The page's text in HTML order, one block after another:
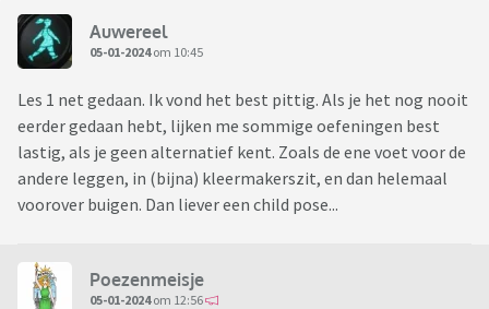
Auwereel
05-01-2024om 10:45
Les 1 net gedaan. Ik vond het best pittig. Als je het nog nooit
eerder gedaan hebt, lijken me sommige oefeningen best
lastig, als je geen alternatief kent. Zoals de ene voet voor de
andere leggen, in (bijna) kleermakerszit, en dan helemaal
voorover buigen. Dan liever een child pose...
Poezenmeisje
05-01-2024om 12:56